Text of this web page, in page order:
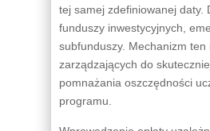
tej samej zdefiniowanej daty.
funduszy inwestycyjnych,
subfunduszy. Mechanizm ten
zarządzających do
pomnażania oszczędności
programu.